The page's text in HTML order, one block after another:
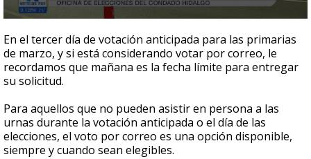
seconds
of
1
minute,
19
En el tercer día de votación anticipada para las primarias
de marzo, y si está considerando votar por correo, le
recordamos que mañana es la fecha límite para entregar
su solicitud.
Para aquellos que no pueden asistir en persona a las
urnas durante la votación anticipada o el día de las
elecciones, el voto por correo es una opción disponible,
siempre y cuando sean elegibles.